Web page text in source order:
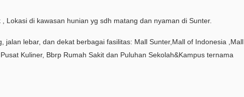
, Lokasi di kawasan hunian yg sdh matang dan nyaman di Sunter.
jalan lebar, dan dekat berbagai fasilitas: Mall Sunter,Mall of Indonesia ,Mall
Kuliner, Bbrp Rumah Sakit dan Puluhan Sekolah&Kampus ternama